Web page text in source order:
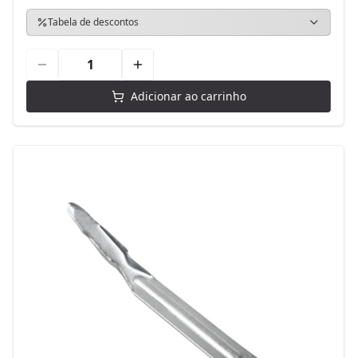
Tabela de descontos
Adicionar ao carrinho